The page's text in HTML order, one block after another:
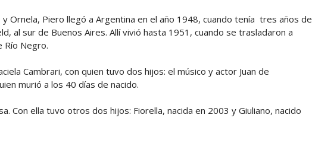
Ornela, Piero llegó a Argentina en el año 1948, cuando tenía tres años de
al sur de Buenos Aires. Allí vivió hasta 1951, cuando se trasladaron a
Río Negro.
Cambrari, con quien tuvo dos hijos: el músico y actor Juan de
murió a los 40 días de nacido.
Con ella tuvo otros dos hijos: Fiorella, nacida en 2003 y Giuliano, nacido